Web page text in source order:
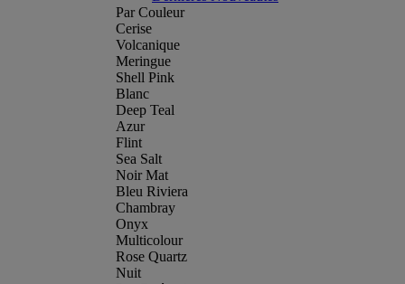
Par Couleur
Cerise
Volcanique
Meringue
Shell Pink
Blanc
Deep Teal
Azur
Flint
Sea Salt
Noir Mat
Bleu Riviera
Chambray
Onyx
Multicolour
Rose Quartz
Nuit